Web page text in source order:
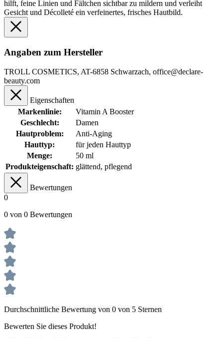
hilft, feine Linien und Fältchen sichtbar zu mildern und verleiht
Gesicht und Décolleté ein verfeinertes, frisches Hautbild.
Angaben zum Hersteller
TROLL COSMETICS, AT-6858 Schwarzach, office@declare-
beauty.com
Eigenschaften
Markenlinie:
Vitamin A Booster
Geschlecht:
Damen
Hautproblem:
Anti-Aging
Hauttyp:
für jeden Hauttyp
Menge:
50 ml
Produkteigenschaft: glättend, pflegend
Bewertungen
0
0 von 0 Bewertungen
Durchschnittliche Bewertung von 0 von 5 Sternen
Bewerten Sie dieses Produkt!